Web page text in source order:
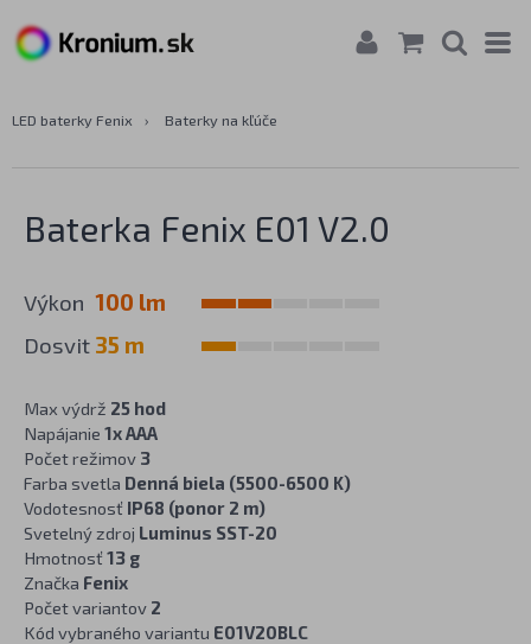
LED baterky Fenix › Baterky na kľúče
Baterka Fenix E01 V2.0
Výkon 100 lm
Dosvit 35 m
Max výdrž 25 hod
Napájanie 1x AAA
Počet režimov 3
Farba svetla Denná biela (5500-6500 K)
Vodotesnosť IP68 (ponor 2 m)
Svetelný zdroj Luminus SST-20
Hmotnosť 13 g
Značka Fenix
Počet variantov 2
Kód vybraného variantu E01V20BLC